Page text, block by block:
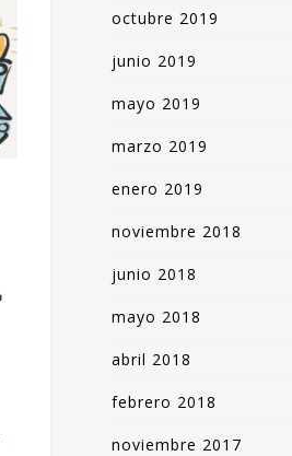
octubre 2019
junio 2019
mayo 2019
marzo 2019
enero 2019
noviembre 2018
junio 2018
mayo 2018
abril 2018
febrero 2018
noviembre 2017